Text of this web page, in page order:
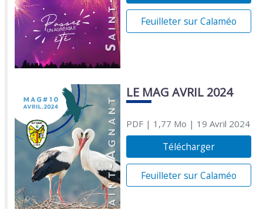
Feuilleter sur Calaméo
LE MAG AVRIL 2024
PDF| 1,77 Mo | 19 Avril 2024
Télécharger
Feuilleter sur Calaméo